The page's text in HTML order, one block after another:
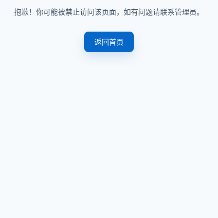
抱歉！你可能被禁止访问该页面，如有问题请联系管理员。
返回首页